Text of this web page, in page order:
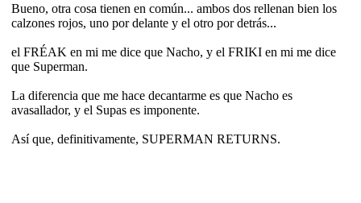
Bueno, otra cosa tienen en común... ambos dos rellenan bien los
calzones rojos, uno por delante y el otro por detrás...
el FRÉAK en mi me dice que Nacho, y el FRIKI en mi me dice
que Superman.
La diferencia que me hace decantarme es que Nacho es
avasallador, y el Supas es imponente.
Así que, definitivamente, SUPERMAN RETURNS.